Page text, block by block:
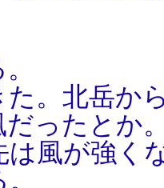
。
た。北岳か
だったとか
は風が強く
。